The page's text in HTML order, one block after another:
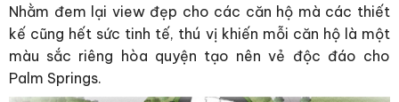
Nhằm đem lại view đẹp cho các căn hộ mà các thiết
kế cũng hết sức tinh tế, thú vị khiến mỗi căn hộ là một
màu sắc riêng hòa quyện tạo nên vẻ độc đáo cho
Palm Springs.